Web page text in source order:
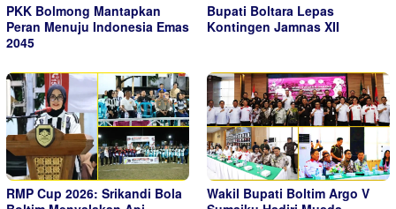
PKK Bolmong Mantapkan
Peran Menuju Indonesia Emas
2045
Bupati Boltara Lepas
Kontingen Jamnas XII
RMP Cup 2026: Srikandi Bola
Wakil Bupati Boltim Argo V